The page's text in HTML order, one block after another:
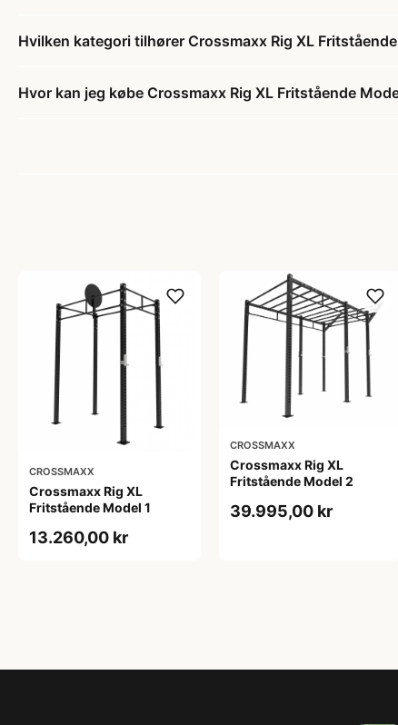
Hvilken kategori tilhører Crossmaxx Rig XL
Hvor kan jeg købe Crossmaxx Rig XL Fritstående
CROSSMAXX
Crossmaxx Rig XL
Fritstående Model 1
13.260,00 kr
CROSSMAXX
Crossmaxx Rig XL
Fritstående Model 2
39.995,00 kr